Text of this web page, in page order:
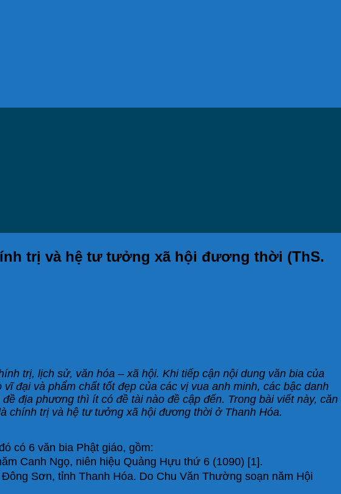
trị và hệ tư tưởng xã hội đương thời (ThS.
trị, lịch sử, văn hóa – xã hội. Khi tiếp cận nội dung văn bia của
đại và phẩm chất tốt đẹp của các vị vua anh minh, các bậc danh
địa phương thì ít có đề tài nào đề cập đến. Trong bài viết này, căn
chính trị và hệ tư tưởng xã hội đương thời ở Thanh Hóa.
có 6 văn bia Phật giáo, gồm:
Canh Ngọ, niên hiệu Quảng Hựu thứ 6 (1090) [1].
Sơn, tỉnh Thanh Hóa. Do Chu Văn Thường soạn năm Hội